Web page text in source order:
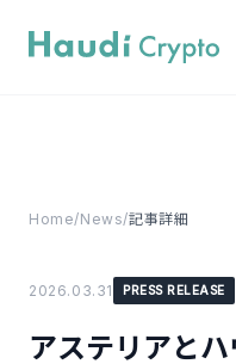
Home/News/記事詳細
2026.03.31 PRESS RELEASE
アステリアと